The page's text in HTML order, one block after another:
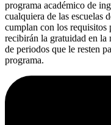
programa académico de
cualquiera de las escuelas
cumplan con los requisitos
recibirán la gratuidad en la
de periodos que le resten
programa.